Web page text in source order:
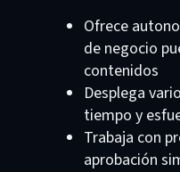
Ofrece
de negocio
contenidos
Desplega
tiempo y
Trabaja con
aprobación